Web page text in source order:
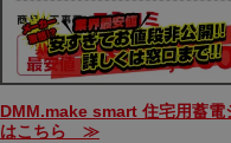
DMM.make smart 住宅用蓄電
はこちら ≫